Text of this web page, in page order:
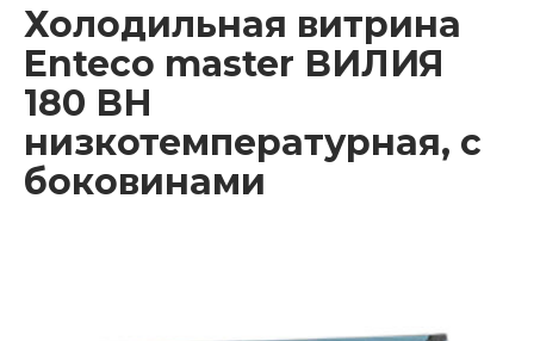
Холодильная витрина
Enteco master ВИЛИЯ
180 ВН
низкотемпературная, с
боковинами